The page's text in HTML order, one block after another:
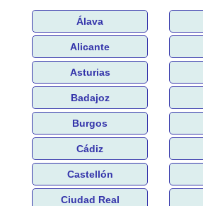
Álava
Alicante
Asturias
Badajoz
Burgos
Cádiz
Castellón
Ciudad Real